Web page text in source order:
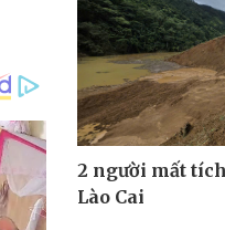
2 người mất
Lào Cai